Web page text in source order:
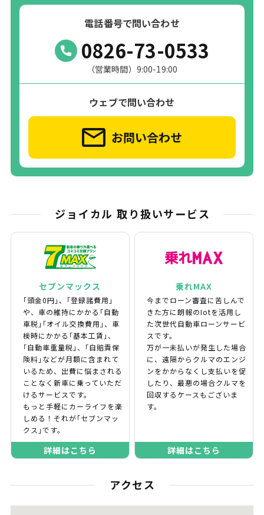
電話番号で問い合わせ
0826-73-0533
（営業時間）9:00-19:00
ウェブで問い合わせ
お問い合わせ
ジョイカル 取り扱いサービス
セブンマックス
｢頭金0円｣、｢登録諸費用｣
や、車の維持にかかる｢自動
車税｣｢オイル交換費用｣、車
検時にかかる｢基本工賃｣、
｢自動車重量税｣、｢自賠責保
険料｣などが月額に含まれて
いるため、出費に悩まされる
ことなく新車に乗っていただ
けるサービスです。
もっと手軽にカーライフを楽
しめる！それが｢セブンマッ
クス｣です。
詳細はこちら
乗れMAX
今までローン審査に苦しんで
きた方に朗報のIotを活用し
た次世代自動車ローンサービ
スです。
万が一未払いが発生した場合
に、遠隔からクルマのエンジ
ンをかからなくし支払いを促
したり、最悪の場合クルマを
回収するケースもございま
す。
詳細はこちら
アクセス